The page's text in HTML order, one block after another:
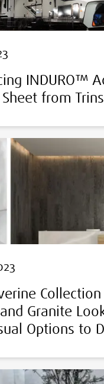
INDURO™
Sheet from
Granite
Options to